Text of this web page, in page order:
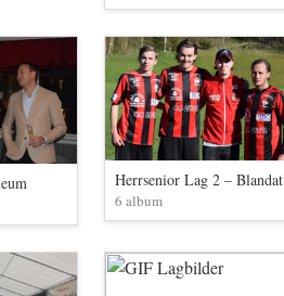
Herrsenior Lag 2 – Blandat
6 album